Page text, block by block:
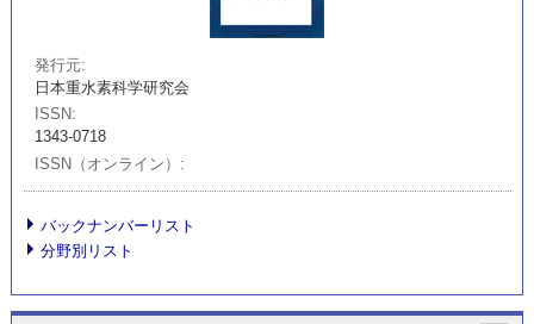
発行元
日本重水素科学研究会
ISSN
1343-0718
ISSN（オンライン）
バックナンバーリスト
分野別リスト